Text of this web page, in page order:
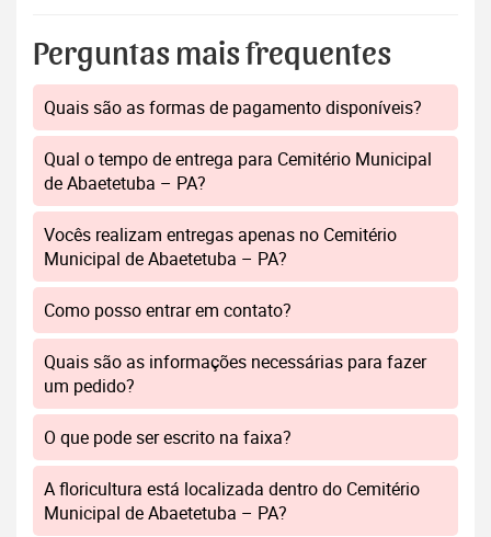
Perguntas mais frequentes
Quais são as formas de pagamento disponíveis?
Qual o tempo de entrega para Cemitério Municipal
de Abaetetuba – PA?
Vocês realizam entregas apenas no Cemitério
Municipal de Abaetetuba – PA?
Como posso entrar em contato?
Quais são as informações necessárias para fazer
um pedido?
O que pode ser escrito na faixa?
A floricultura está localizada dentro do Cemitério
Municipal de Abaetetuba – PA?